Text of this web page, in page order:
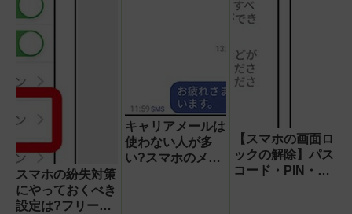
スマホの紛失対策
にやっておくべき
設定は?フリー
キャリアメールは
使わない人が多
い?スマホのメー
【スマホの画面ロ
ックの解除】パス
コード・PIN・顔